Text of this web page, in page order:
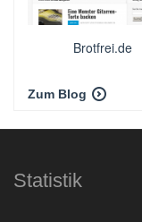
Brotfrei.de
Zum Blog
Statistik